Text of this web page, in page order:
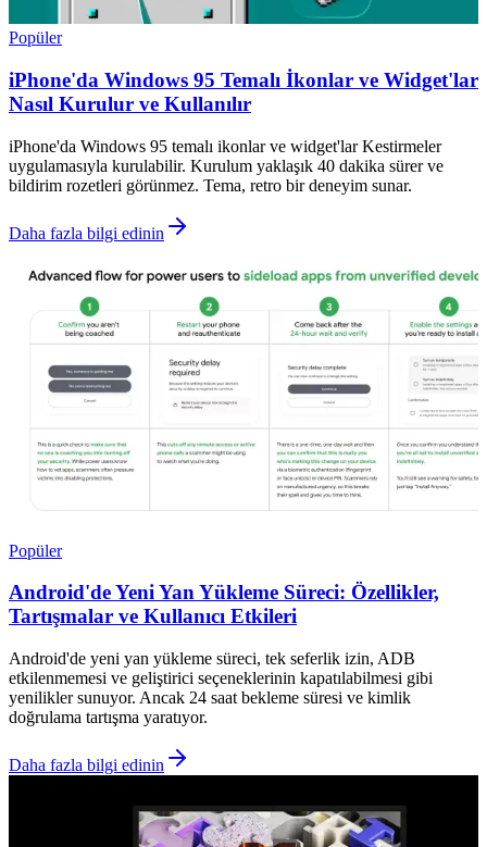
Popüler
iPhone'da Windows 95 Temalı İkonlar ve Widget'lar
Nasıl Kurulur ve Kullanılır
iPhone'da Windows 95 temalı ikonlar ve widget'lar Kestirmeler
uygulamasıyla kurulabilir. Kurulum yaklaşık 40 dakika sürer ve
bildirim rozetleri görünmez. Tema, retro bir deneyim sunar.
Daha fazla bilgi edinin
Popüler
Android'de Yeni Yan Yükleme Süreci: Özellikler,
Tartışmalar ve Kullanıcı Etkileri
Android'de yeni yan yükleme süreci, tek seferlik izin, ADB
etkilenmemesi ve geliştirici seçeneklerinin kapatılabilmesi gibi
yenilikler sunuyor. Ancak 24 saat bekleme süresi ve kimlik
doğrulama tartışma yaratıyor.
Daha fazla bilgi edinin